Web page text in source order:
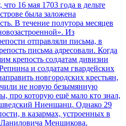
16 мая 1703 года в дельте
была заложена
В течение полутора месяцев
Из
отправляли письма, в
письма адресовали. Когда
крепость солдатам дивизии
и солдатам гвардейских
новгородских крестьян,
не новую безымянную
про которую ещё мало кто знал,
Ниеншанц. Однако 29
в казармах, устроенных в
Даниловича Меншикова,